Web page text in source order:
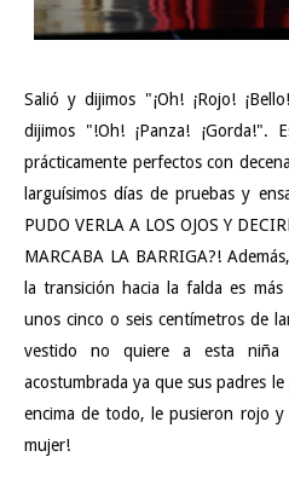
Salió y dijimos "¡Oh! ¡Rojo!
dijimos "!Oh! ¡Panza! ¡Gorda!".
prácticamente perfectos con
larguísimos días de pruebas y
PUDO VERLA A LOS OJOS Y
MARCABA LA BARRIGA?!
la transición hacia la falda es
unos cinco o seis centímetros de
vestido no quiere a esta
acostumbrada ya que sus padres
encima de todo, le pusieron rojo y
mujer!